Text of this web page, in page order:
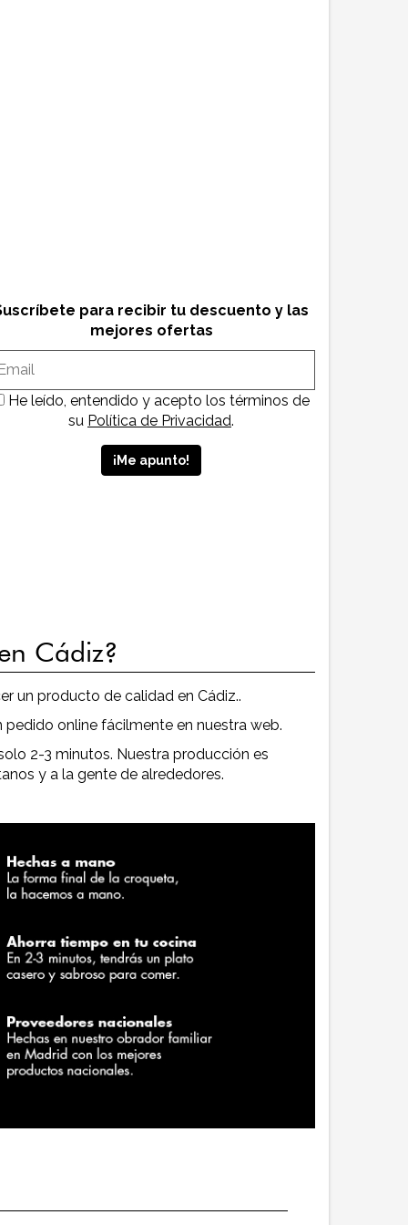
para recibir tu descuento y las
mejores ofertas
He leído, entendido y acepto los términos de
su Política de Privacidad.
Cádiz?
un producto de calidad en Cádiz..
online fácilmente en nuestra web.
2-3 minutos. Nuestra producción es
y a la gente de alrededores.